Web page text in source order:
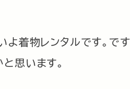
着物レンタルです。で
思います。